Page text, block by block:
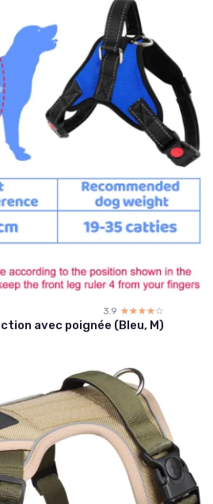
3.9 ☆☆☆☆☆
★★★★★
avec poignée (Bleu, M)